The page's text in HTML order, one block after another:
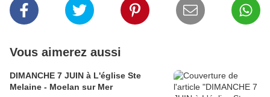
Vous aimerez aussi
DIMANCHE 7 JUIN à L'église Ste
Melaine - Moelan sur Mer